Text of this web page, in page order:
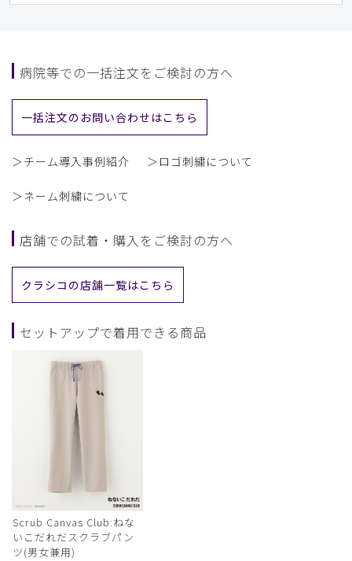
病院等での一括注文をご検討の方へ
一括注文のお問い合わせはこちら
＞チーム導入事例紹介 ＞ロゴ刺繍について
＞ネーム刺繍について
店舗での試着・購入をご検討の方へ
クラシコの店舗一覧はこちら
セットアップで着用できる商品
Scrub Canvas Club:ねな
いこだれだスクラブパン
ツ(男女兼用)